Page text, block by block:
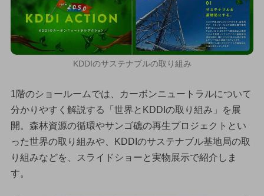
KDDIのサステナブルの取り組み
1階のショールームでは、カーボンニュートラルについて
分かりやすく解説する「世界とKDDIの取り組み」を展
開。森林資源の循環やサンゴ礁の再生プロジェクトとい
った世界の取り組みや、KDDIのサステナブル基地局の取
り組みなどを、スライドショーと実物展示で紹介しま
す。